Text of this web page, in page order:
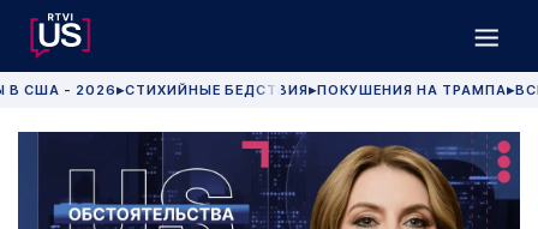
В США - 2026 ▶СТИХИЙНЫЕ БЕДСТВИЯ▶ПОКУШЕНИЯ НА ТРАМПА▶